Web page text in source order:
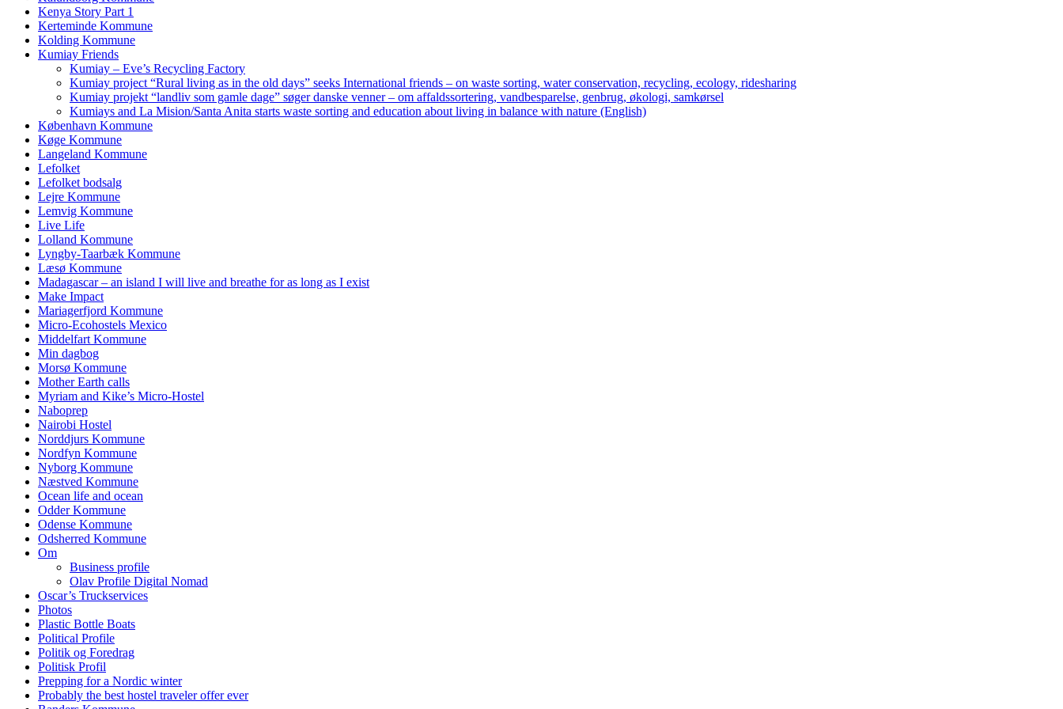
Kenya Story Part 1
Kerteminde Kommune
Kolding Kommune
Kumiay Friends
Kumiay – Eve’s Recycling Factory
Kumiay project “Rural living as in the old days” seeks International friends – on waste sorting, water conservation, recycling, ecology, ridesharing
Kumiay projekt “landliv som gamle dage” søger danske venner – om affaldssortering, vandbesparelse, genbrug, økologi, samkørsel
Kumiays and La Mision/Santa Anita starts waste sorting and education about living in balance with nature (English)
København Kommune
Køge Kommune
Langeland Kommune
Lefolket
Lefolket bodsalg
Lejre Kommune
Lemvig Kommune
Live Life
Lolland Kommune
Lyngby-Taarbæk Kommune
Læsø Kommune
Madagascar – an island I will live and breathe for as long as I exist
Make Impact
Mariagerfjord Kommune
Micro-Ecohostels Mexico
Middelfart Kommune
Min dagbog
Morsø Kommune
Mother Earth calls
Myriam and Kike’s Micro-Hostel
Naboprep
Nairobi Hostel
Norddjurs Kommune
Nordfyn Kommune
Nyborg Kommune
Næstved Kommune
Ocean life and ocean
Odder Kommune
Odense Kommune
Odsherred Kommune
Om
Business profile
Olav Profile Digital Nomad
Oscar’s Truckservices
Photos
Plastic Bottle Boats
Political Profile
Politik og Foredrag
Politisk Profil
Prepping for a Nordic winter
Probably the best hostel traveler offer ever